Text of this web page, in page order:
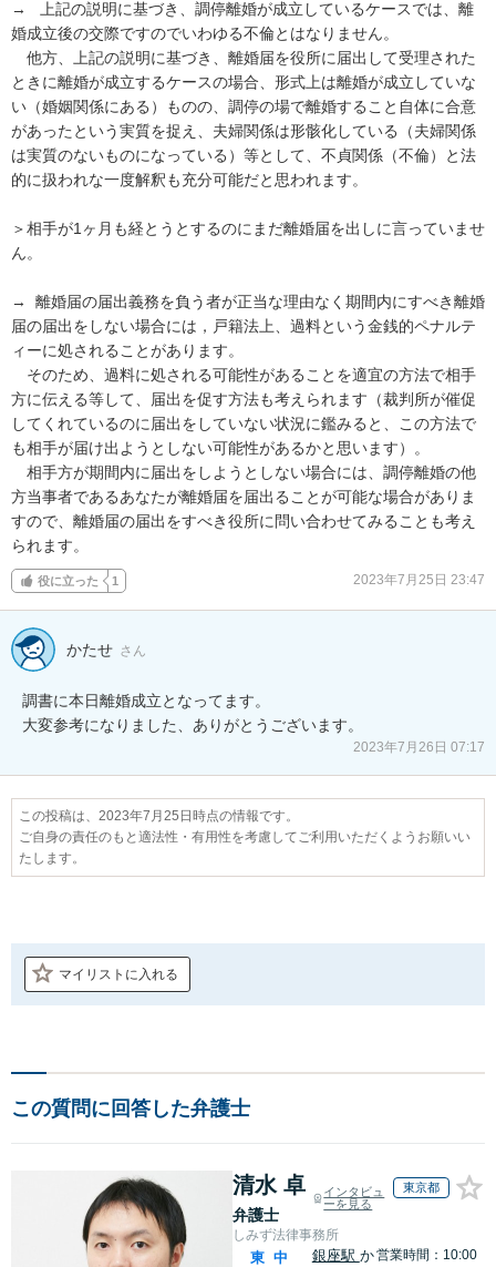
→   上記の説明に基づき、調停離婚が成立しているケースでは、離
婚成立後の交際ですのでいわゆる不倫とはなりません。
他方、上記の説明に基づき、離婚届を役所に届出して受理された
ときに離婚が成立するケースの場合、形式上は離婚が成立していな
い（婚姻関係にある）ものの、調停の場で離婚すること自体に合意
があったという実質を捉え、夫婦関係は形骸化している（夫婦関係
は実質のないものになっている）等として、不貞関係（不倫）と法
的に扱われな一度解釈も充分可能だと思われます。
＞相手が1ヶ月も経とうとするのにまだ離婚届を出しに言っていませ
ん。
→  離婚届の届出義務を負う者が正当な理由なく期間内にすべき離婚
届の届出をしない場合には，戸籍法上、過料という金銭的ペナルテ
ィーに処されることがあります。
そのため、過料に処される可能性があることを適宜の方法で相手
方に伝える等して、届出を促す方法も考えられます（裁判所が催促
してくれているのに届出をしていない状況に鑑みると、この方法で
も相手が届け出ようとしない可能性があるかと思います）。
相手方が期間内に届出をしようとしない場合には、調停離婚の他
方当事者であるあなたが離婚届を届出ることが可能な場合がありま
すので、離婚届の届出をすべき役所に問い合わせてみることも考え
られます。
役に立った 1 2023年7月25日 23:47
かたせ さん
調書に本日離婚成立となってます。
大変参考になりました、ありがとうございます。
2023年7月26日 07:17
この投稿は、2023年7月25日時点の情報です。
ご自身の責任のもと適法性・有用性を考慮してご利用いただくようお願いい
たします。
マイリストに入れる
この質問に回答した弁護士
清水 卓
弁護士
インタビュ
ーを見る
東京都
しみず法律事務所
東 中 銀座駅 か営業時間：10:00